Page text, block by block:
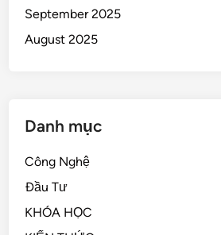
September 2025
August 2025
Danh mục
Công Nghệ
Đầu Tư
KHÓA HỌC